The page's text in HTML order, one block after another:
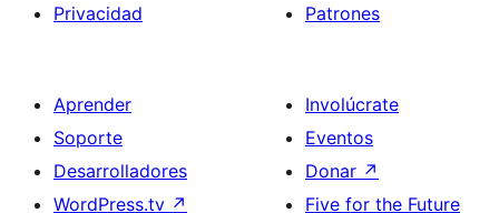
Privacidad
Patrones
Aprender
Soporte
Desarrolladores
WordPress.tv ↗
Involúcrate
Eventos
Donar ↗
Five for the Future